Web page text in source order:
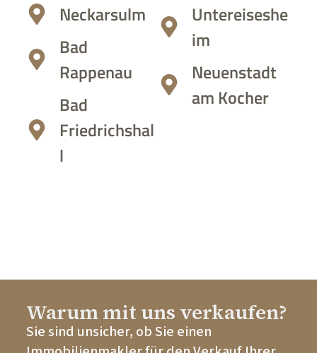
Neckarsulm
Bad
Rappenau
Bad
Friedrichshal
l
Untereiseshe
im
Neuenstadt
am Kocher
Warum mit uns verkaufen?
Sie sind unsicher, ob Sie einen